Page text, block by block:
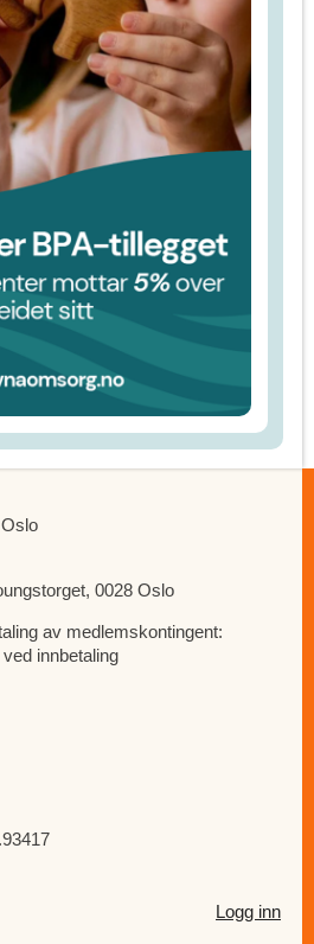
0028 Oslo
av medlemskontingent:
innbetaling
Logg inn